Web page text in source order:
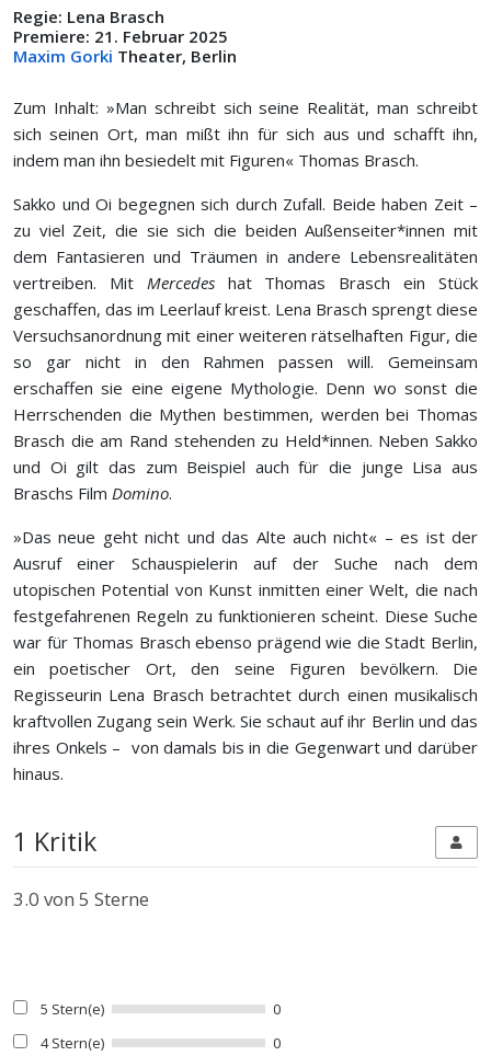
Regie: Lena Brasch
Premiere: 21. Februar 2025
Maxim Gorki Theater, Berlin
Zum Inhalt: »Man schreibt sich seine Realität, man schreibt
sich seinen Ort, man mißt ihn für sich aus und schafft ihn,
indem man ihn besiedelt mit Figuren« Thomas Brasch.
Sakko und Oi begegnen sich durch Zufall. Beide haben Zeit –
zu viel Zeit, die sie sich die beiden Außenseiter*innen mit
dem Fantasieren und Träumen in andere Lebensrealitäten
vertreiben. Mit Mercedes hat Thomas Brasch ein Stück
geschaffen, das im Leerlauf kreist. Lena Brasch sprengt diese
Versuchsanordnung mit einer weiteren rätselhaften Figur, die
so gar nicht in den Rahmen passen will. Gemeinsam
erschaffen sie eine eigene Mythologie. Denn wo sonst die
Herrschenden die Mythen bestimmen, werden bei Thomas
Brasch die am Rand stehenden zu Held*innen. Neben Sakko
und Oi gilt das zum Beispiel auch für die junge Lisa aus
Braschs Film Domino.
»Das neue geht nicht und das Alte auch nicht« – es ist der
Ausruf einer Schauspielerin auf der Suche nach dem
utopischen Potential von Kunst inmitten einer Welt, die nach
festgefahrenen Regeln zu funktionieren scheint. Diese Suche
war für Thomas Brasch ebenso prägend wie die Stadt Berlin,
ein poetischer Ort, den seine Figuren bevölkern. Die
Regisseurin Lena Brasch betrachtet durch einen musikalisch
kraftvollen Zugang sein Werk. Sie schaut auf ihr Berlin und das
ihres Onkels – von damals bis in die Gegenwart und darüber
hinaus.
1 Kritik
3.0 von 5 Sterne
5 Stern(e)
0
4 Stern(e)
0